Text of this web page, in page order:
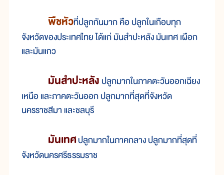
พืชหัวที่ปลูกกันมาก คือ ปลูกในเกือบทุก
จังหวัดของประเทศไทย ได้แก่ มันสำปะหลัง มันเทศ เผือก
และมันแกว
มันสำปะหลัง ปลูกมากในภาคตะวันออกเฉียง
เหนือ และภาคตะวันออก ปลูกมากที่สุดที่จังหวัด
นครราชสีมา และชลบุรี
มันเทศปลูกมากในภาคกลาง ปลูกมากที่สุดที่
จังหวัดนครศรีธรรมราช